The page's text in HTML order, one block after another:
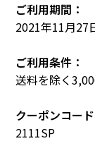
ご利用期間：
2021年11月27
ご利用条件：
送料を除く
クーポンコード
2111SP